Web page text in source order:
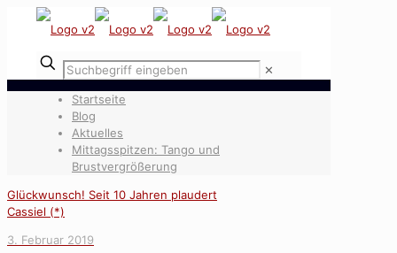
✕
Startseite
Blog
Aktuelles
Mittagsspitzen: Tango und
Brustvergrößerung
Glückwunsch! Seit 10 Jahren plaudert
Cassiel (*)
3. Februar 2019